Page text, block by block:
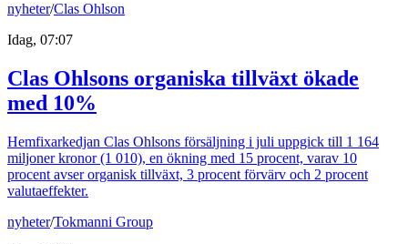
nyheter/Clas Ohlson
Idag, 07:07
Clas Ohlsons organiska tillväxt ökade
med 10%
Hemfixarkedjan Clas Ohlsons försäljning i juli uppgick till 1 164
miljoner kronor (1 010), en ökning med 15 procent, varav 10
procent avser organisk tillväxt, 3 procent förvärv och 2 procent
valutaeffekter.
nyheter/Tokmanni Group